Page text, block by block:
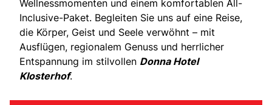
Wellnessmomenten und einem komfortablen All-
Inclusive-Paket. Begleiten Sie uns auf eine Reise,
die Körper, Geist und Seele verwöhnt – mit
Ausflügen, regionalem Genuss und herrlicher
Entspannung im stilvollen Donna Hotel
Klosterhof.